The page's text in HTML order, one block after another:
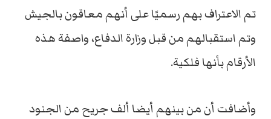
تم الاعتراف بهم رسميًا على أنهم معاقون بالجيش
وتم استقبالهم من قبل وزارة الدفاع، واصفة هذه
الأرقام بأنها فلكية.
وأضافت أن من بينهم أيضا ألف جريح من الجنود